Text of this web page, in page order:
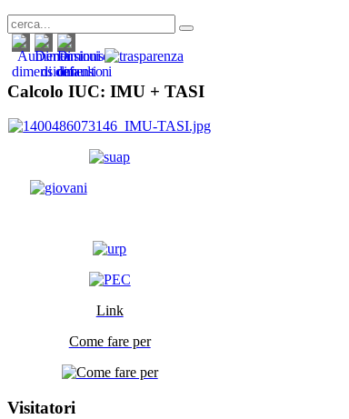
Calcolo IUC: IMU + TASI
Link
Come fare per
Visitatori